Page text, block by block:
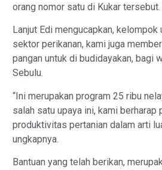
orang nomor satu di Kukar tersebut.
Lanjut Edi mengucapkan,
sektor perikanan, kami juga
pangan untuk di budidayakan, bagi
Sebulu.
“Ini merupakan program 25 ribu
salah satu upaya ini, kami berharap
produktivitas pertanian dalam arti
ungkapnya.
Bantuan yang telah berikan,